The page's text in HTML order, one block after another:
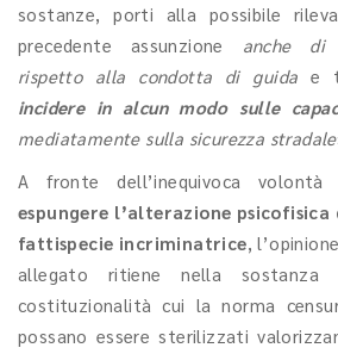
sostanze, porti alla possibile
precedente assunzione anche di
rispetto alla condotta di guida e
incidere in alcun modo sulle
mediatamente sulla sicurezza stradale
A fronte dell’inequivoca
espungere l’alterazione
fattispecie incriminatrice,
allegato ritiene nella
costituzionalità cui la norma
possano essere sterilizzati